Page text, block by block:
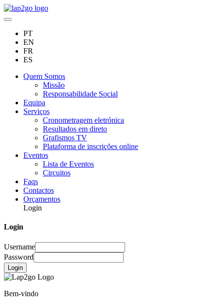
PT
EN
FR
ES
Quem Somos
Missão
Responsabilidade Social
Equipa
Serviços
Cronometragem eletrónica
Resultados em direto
Grafismos TV
Plataforma de inscrições online
Eventos
Lista de Eventos
Circuitos
Faqs
Contactos
Orçamentos
Login
Login
Username
Password
Login
Bem-vindo